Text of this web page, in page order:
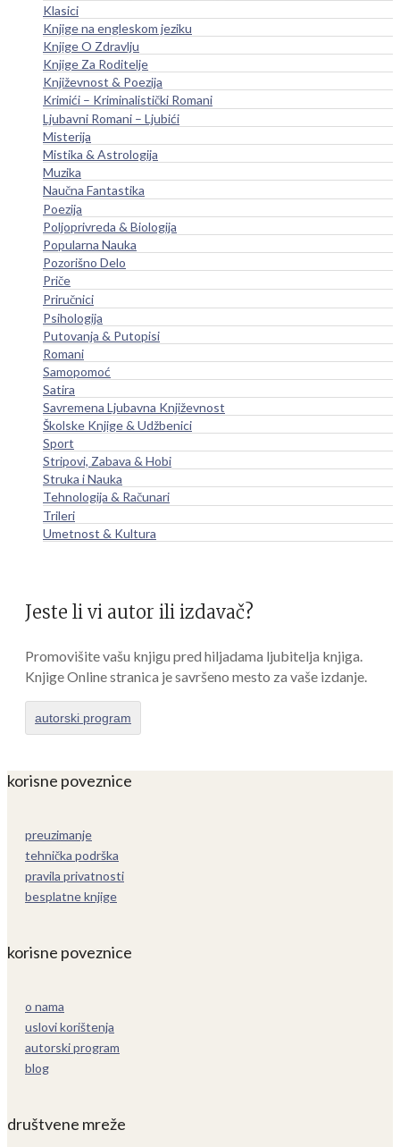
Klasici
Knjige na engleskom jeziku
Knjige O Zdravlju
Knjige Za Roditelje
Književnost & Poezija
Krimići – Kriminalistički Romani
Ljubavni Romani – Ljubići
Misterija
Mistika & Astrologija
Muzika
Naučna Fantastika
Poezija
Poljoprivreda & Biologija
Popularna Nauka
Pozorišno Delo
Priče
Priručnici
Psihologija
Putovanja & Putopisi
Romani
Samopomoć
Satira
Savremena Ljubavna Književnost
Školske Knjige & Udžbenici
Sport
Stripovi, Zabava & Hobi
Struka i Nauka
Tehnologija & Računari
Trileri
Umetnost & Kultura
Jeste li vi autor ili izdavač?
Promovišite vašu knjigu pred hiljadama ljubitelja knjiga.
Knjige Online stranica je savršeno mesto za vaše izdanje.
autorski program
korisne poveznice
preuzimanje
tehnička podrška
pravila privatnosti
besplatne knjige
korisne poveznice
o nama
uslovi korištenja
autorski program
blog
društvene mreže